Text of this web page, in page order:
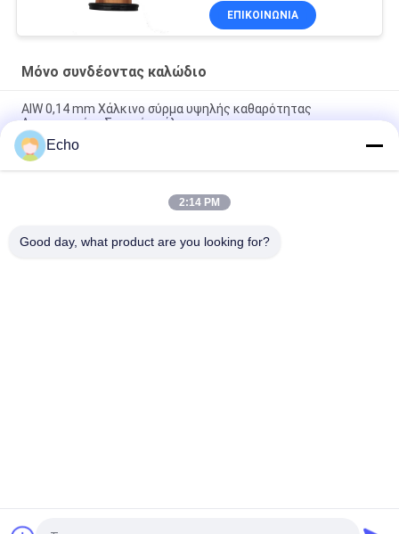
ΕΠΙΚΟΙΝΩΝΙΑ
Μόνο συνδέοντας καλώδιο
ΑΙW 0,14 mm Χάλκινο σύρμα υψηλής καθαρότητας
Απομονωμένο Στερεό σμάλτο
AIW220 0,14mm Ζεστός αέρας Εναμελισμένο χαλκό σύρμα για
ηλεκτρική
Διάμετρος 35 AWG Εναλλακτικό σύρμα χαλκού αυτοκόλλητο
Echo
2:14 PM
Good day, what product are you looking for?